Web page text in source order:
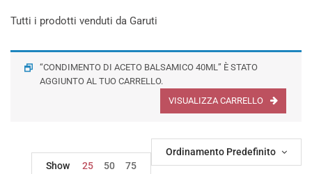
Tutti i prodotti venduti da Garuti
“CONDIMENTO DI ACETO BALSAMICO 40ML” È STATO
AGGIUNTO AL TUO CARRELLO.
VISUALIZZA CARRELLO
Ordinamento Predefinito
Show
25 50 75